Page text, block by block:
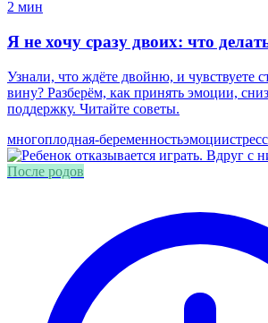
2 мин
Я не хочу сразу двоих: что
Узнали, что ждёте двойню, и чувствуете
вину? Разберём, как принять эмоции,
поддержку. Читайте советы.
многоплодная-беременностьэмоциистресс
После родов